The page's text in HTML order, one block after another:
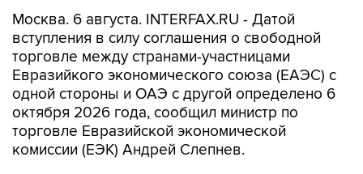
Москва. 6 августа. INTERFAX.RU - Датой
вступления в силу соглашения о свободной
торговле между странами-участницами
Евразийкого экономического союза (ЕАЭС) с
одной стороны и ОАЭ с другой определено 6
октября 2026 года, сообщил министр по
торговле Евразийской экономической
комиссии (ЕЭК) Андрей Слепнев.